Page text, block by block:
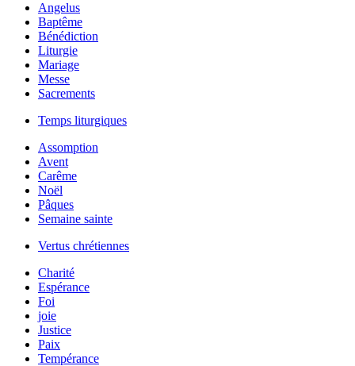
Angelus
Baptême
Bénédiction
Liturgie
Mariage
Messe
Sacrements
Temps liturgiques
Assomption
Avent
Carême
Noël
Pâques
Semaine sainte
Vertus chrétiennes
Charité
Espérance
Foi
joie
Justice
Paix
Tempérance